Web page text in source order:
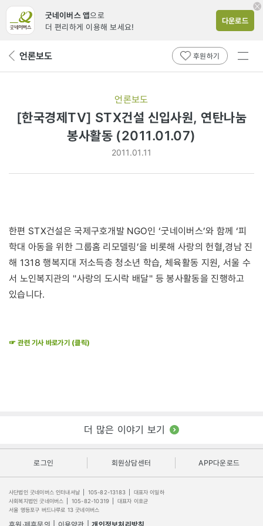
굿네이버스 앱으로
더 편리하게 이용해 보세요!
다운로드
뒤 언론보도 후원하기
전체
언론보도
[한국경제TV] STX건설 신입사원, 연탄나눔
봉사활동 (2011.01.07)
2011.01.11
한편 STX건설은 국제구호개발 NGO인 ‘굿네이버스’와 함께 ‘피
학대 아동을 위한 그룹홈 리모델링’을 비롯해 사랑의 헌혈,경남 진
해 1318 행복지대 저소득층 청소년 학습, 체육활동 지원, 서울 수
서 노인복지관의 ''사랑의 도시락 배달'' 등 봉사활동을 진행하고
있습니다.
☞ 관련 기사 바로가기 (클릭)
더 많은 이야기 보기
로그인 회원상담센터 APP다운로드
사단법인 굿네이버스 인터내셔날 105-82-13183
대표자 이일하
사회복지법인 굿네이버스
105-82-10319
대표자 이호균
서울 영등포구 버드나루로 13 굿네이버스